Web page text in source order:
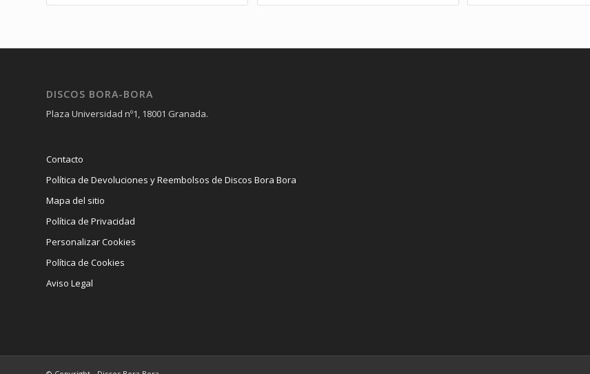
DISCOS BORA-BORA
Plaza Universidad nº1, 18001 Granada.
Contacto
Política de Devoluciones y Reembolsos de Discos Bora Bora
Mapa del sitio
Política de Privacidad
Personalizar Cookies
Política de Cookies
Aviso Legal